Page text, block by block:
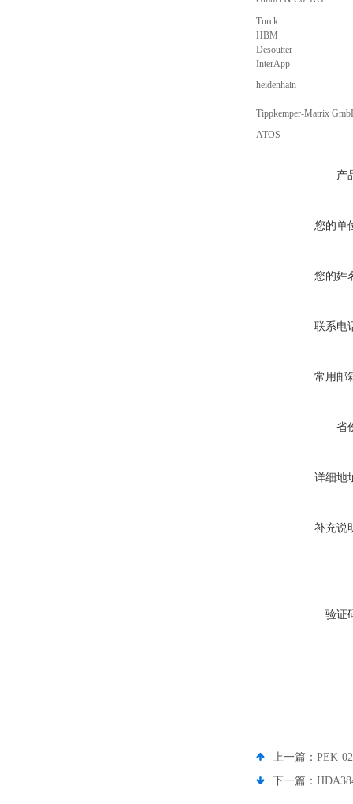
Turck
HBM
Desoutter
InterApp
heidenhain
Tippkemper-Matrix
ATOS
产
您的单
您的姓
联系电
常用邮
省
详细地
补充说
验证
上一篇： PEK-
下一篇：